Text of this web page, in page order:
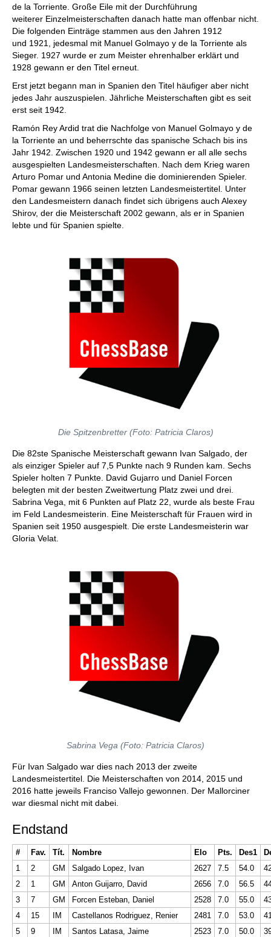
de la Torriente. Große Eile mit der Durchführung
weiterer Einzelmeisterschaften danach hatte man offenbar nicht.
Die folgenden Einträge stammen aus den Jahren 1912
und 1921, jedesmal mit Manuel Golmayo y de la Torriente als
Sieger. 1927 wurde er zum Meister ehrenhalber erklärt und
1928 gewann er den Titel erneut.
Erst jetzt begann man in Spanien den Titel häufiger aber nicht
jedes Jahr auszuspielen. Jährliche Meisterschaften gibt es seit
erst seit 1942.
Ramón Rey Ardid trat die Nachfolge von Manuel Golmayo y de
la Torriente an und beherrschte das spanische Schach bis ins
Jahr 1942. Zwischen 1920 und 1942 gewann er all alle sechs
ausgespielten Landesmeisterschaften. Nach dem Krieg waren
Arturo Pomar und Antonia Medine die dominierenden Spieler.
Pomar gewann 1966 seinen letzten Landesmeistertitel. Unter
den Landesmeistern danach findet sich übrigens auch Alexey
Shirov, der die Meisterschaft 2002 gewann, als er in Spanien
lebte und für Spanien spielte.
Die Spitzenbretter (Foto: Patricia Claros)
Die 82ste Spanische Meisterschaft gewann Ivan Salgado, der
als einziger Spieler auf 7,5 Punkte nach 9 Runden kam. Sechs
Spieler holten 7 Punkte. David Gujarro und Daniel Forcen
belegten mit der besten Zweitwertung Platz zwei und drei.
Sabrina Vega, mit 6 Punkten auf Platz 22, wurde als beste Frau
im Feld Landesmeisterin. Eine Meisterschaft für Frauen wird in
Spanien seit 1950 ausgespielt. Die erste Landesmeisterin war
Gloria Velat.
Sabrina Vega (Foto: Patricia Claros)
Für Ivan Salgado war dies nach 2013 der zweite
Landesmeistertitel. Die Meisterschaften von 2014, 2015 und
2016 hatte jeweils Franciso Vallejo gewonnen. Der Mallorciner
war diesmal nicht mit dabei.
Endstand
# Fav. Tít. Nombre Elo Pts. Des1
1
2 GM Salgado Lopez, Ivan 2627 7.5 54.0
2
1 GM Anton Guijarro, David 2656 7.0 56.5
3
7 GM Forcen Esteban, Daniel 2528 7.0 55.0
4
15 IM Castellanos Rodriguez, Renier 2481 7.0 53.0
5
9 IM Santos Latasa, Jaime 2523 7.0 50.0